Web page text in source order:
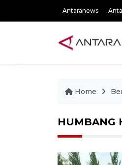
Antaranews
Home
HUMBANG